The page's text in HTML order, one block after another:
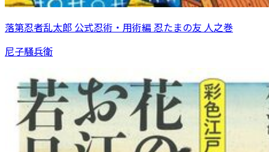
落第忍者乱太郎 公式忍術・用術編 忍たまの友 人之巻
尼子騒兵衛